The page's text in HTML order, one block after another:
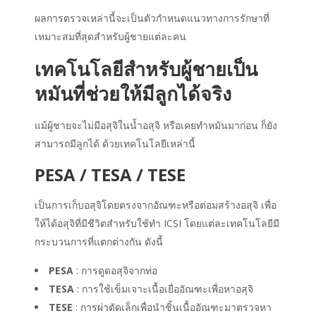
ผลการตรวจเหล่านี้จะเป็นตัวกำหนดแนวทางการรักษาที่
เหมาะสมที่สุดสำหรับผู้ชายแต่ละคน
เทคโนโลยีสำหรับผู้ชายเป็น
หมันที่ช่วยให้มีลูกได้จริง
แม้ผู้ชายจะไม่มีอสุจิในน้ำอสุจิ หรือเคยทำหมันมาก่อน ก็ยัง
สามารถมีลูกได้ ด้วยเทคโนโลยีเหล่านี้
PESA / TESA / TESE
เป็นการเก็บอสุจิโดยตรงจากอัณฑะหรือต่อมสร้างอสุจิ เพื่อ
ให้ได้อสุจิที่มีชีวิตสำหรับใช้ทำ ICSI โดยแต่ละเทคโนโลยีมี
กระบวนการที่แตกต่างกัน ดังนี้
PESA : การดูดอสุจิจากท่อ
TESA : การใช้เข็มเจาะเนื้อเยื่ออัณฑะเพื่อหาอสุจิ
TESE : การผ่าตัดเล็กเพื่อนำชิ้นเนื้ออัณฑะมาตรวจหา